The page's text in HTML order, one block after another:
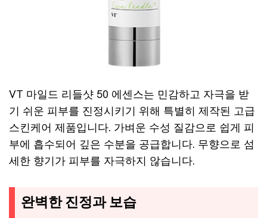
VT 마일드 리들샷 50 에센스는 민감하고 자극을 받
기 쉬운 피부를 진정시키기 위해 특별히 제작된 고급
스킨케어 제품입니다. 가벼운 수성 질감으로 쉽게 피
부에 흡수되어 깊은 수분을 공급합니다. 무향으로 섬
세한 향기가 피부를 자극하지 않습니다.
완벽한 진정과 보습